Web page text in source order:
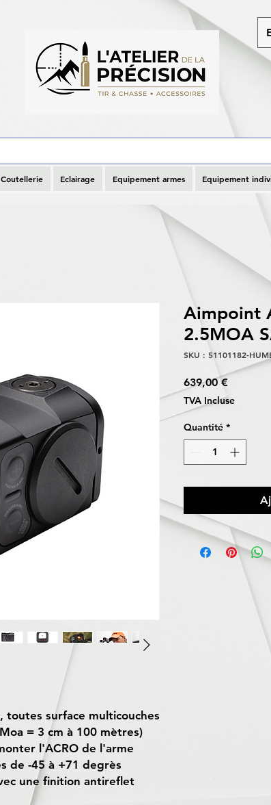
Coutellerie Eclairage Equipement armes Equipement
surface multicouches
= 3 cm à 100 mètres)
l'ACRO de l'arme
de -45 à +71 degrès
une finition antireflet
Aimpoint
2.5MOA
SKU : 51101182-
639,00 €Prix
TVA Incluse
Quantité *